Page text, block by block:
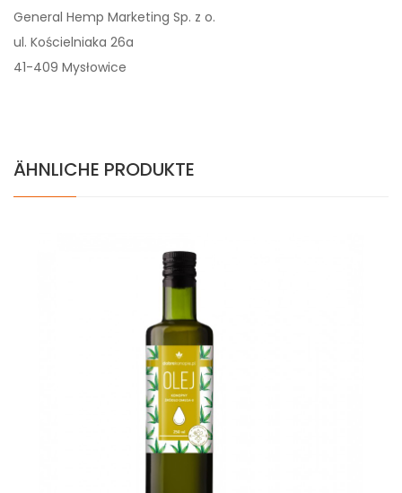
General Hemp Marketing Sp. z o.
ul. Kościelniaka 26a
41-409 Mysłowice
ÄHNLICHE PRODUKTE